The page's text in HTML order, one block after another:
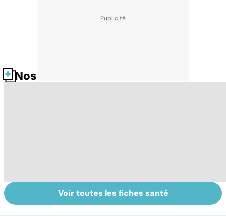
Nos fiches santé
Comment tenir
ses bonnes
Le magnésium,
un oligo-élément
Voir toutes les fiches santé